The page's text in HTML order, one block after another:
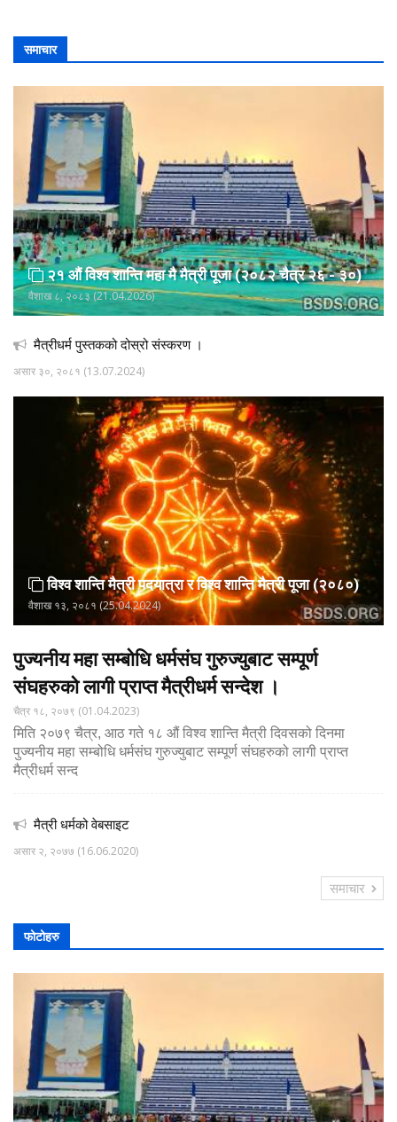
समाचार
२१ औं विश्व शान्ति महा मै मैत्री पूजा (२०८२ चैत्र २६ - ३०)
वैशाख ८, २०८३ (21.04.2026)
मैत्रीधर्म पुस्तकको दोस्रो संस्करण ।
असार ३०, २०८१ (13.07.2024)
विश्व शान्ति मैत्री पदयात्रा र विश्व शान्ति मैत्री पूजा (२०८०)
वैशाख १३, २०८१ (25.04.2024)
पुज्यनीय महा सम्बोधि धर्मसंघ गुरुज्युबाट सम्पूर्ण
संघहरुको लागी प्राप्त मैत्रीधर्म सन्देश ।
चैत्र १८, २०७९ (01.04.2023)
मिति २०७९ चैत्र, आठ गते १८ औं विश्व शान्ति मैत्री दिवसको दिनमा
पुज्यनीय महा सम्बोधि धर्मसंघ गुरुज्युबाट सम्पूर्ण संघहरुको लागी प्राप्त
मैत्रीधर्म सन्द
मैत्री धर्मको वेबसाइट
असार २, २०७७ (16.06.2020)
समाचार
फोटोहरु